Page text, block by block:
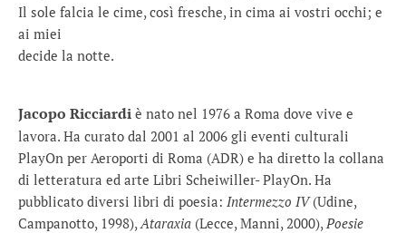
Il sole falcia le cime, così fresche, in cima ai vostri occhi; e
ai miei
decide la notte.
Jacopo Ricciardi è nato nel 1976 a Roma dove vive e
lavora. Ha curato dal 2001 al 2006 gli eventi culturali
PlayOn per Aeroporti di Roma (ADR) e ha diretto la collana
di letteratura ed arte Libri Scheiwiller- PlayOn. Ha
pubblicato diversi libri di poesia: Intermezzo IV(Udine,
Campanotto, 1998),Ataraxia (Lecce, Manni, 2000),Poesie